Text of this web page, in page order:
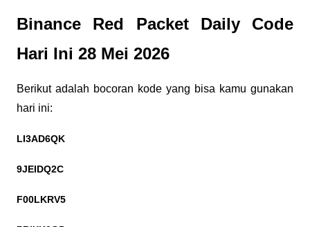
Binance Red Packet Daily Code
Hari Ini 28 Mei 2026
Berikut adalah bocoran kode yang bisa kamu gunakan
hari ini:
LI3AD6QK
9JEIDQ2C
F00LKRV5